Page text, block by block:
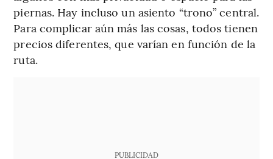
piernas. Hay incluso un asiento “trono” central.
Para complicar aún más las cosas, todos tienen
precios diferentes, que varían en función de la
ruta.
PUBLICIDAD